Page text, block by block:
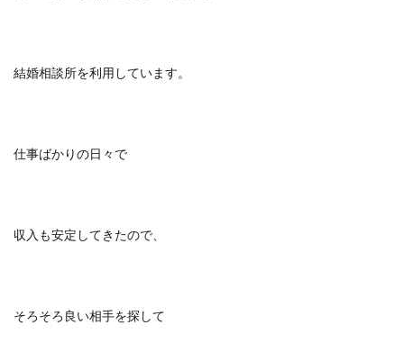
結婚相談所を利用しています。
仕事ばかりの日々で
収入も安定してきたので、
そろそろ良い相手を探して